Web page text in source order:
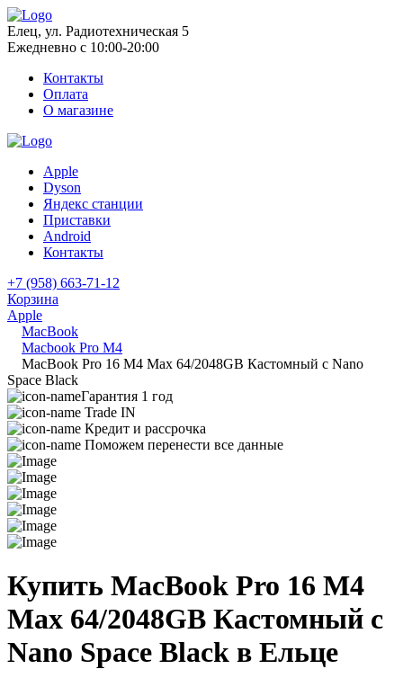
Елец, ул. Радиотехническая 5
Ежедневно с 10:00-20:00
Контакты
Оплата
О магазине
Apple
Dyson
Яндекс станции
Приставки
Android
Контакты
+7 (958) 663-71-12
Корзина
Apple
MacBook
Macbook Pro M4
MacBook Pro 16 M4 Max 64/2048GB Кастомный с Nano
Space Black
Гарантия 1 год
Trade IN
Кредит и рассрочка
Поможем перенести все данные
Купить MacBook Pro 16 M4
Max 64/2048GB Кастомный с
Nano Space Black в Ельце